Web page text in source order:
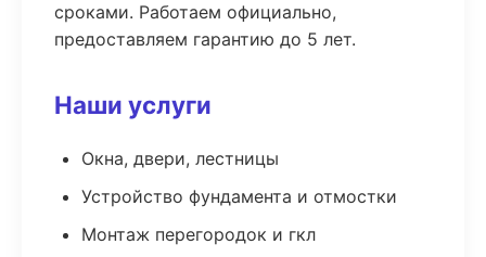
сроками. Работаем официально,
предоставляем гарантию до 5 лет.
Наши услуги
Окна, двери, лестницы
Устройство фундамента и отмостки
Монтаж перегородок и гкл